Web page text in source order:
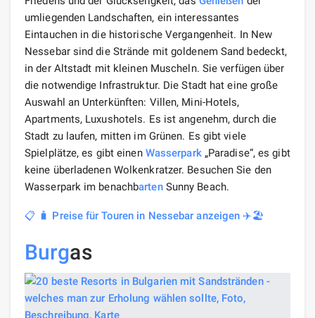
umliegenden Landschaften, ein interessantes
Eintauchen in die historische Vergangenheit. In New
Nessebar sind die Strände mit goldenem Sand bedeckt,
in der Altstadt mit kleinen Muscheln. Sie verfügen über
die notwendige Infrastruktur. Die Stadt hat eine große
Auswahl an Unterkünften: Villen, Mini-Hotels,
Apartments, Luxushotels. Es ist angenehm, durch die
Stadt zu laufen, mitten im Grünen. Es gibt viele
Spielplätze, es gibt einen Wasserpark„Paradise“, es gibt
keine überladenen Wolkenkratzer. Besuchen Sie den
Wasserpark im benachbartenSunny Beach.
📋 🧳 Preise für Touren in Nessebar anzeigen ✈️🏖️
Burgas